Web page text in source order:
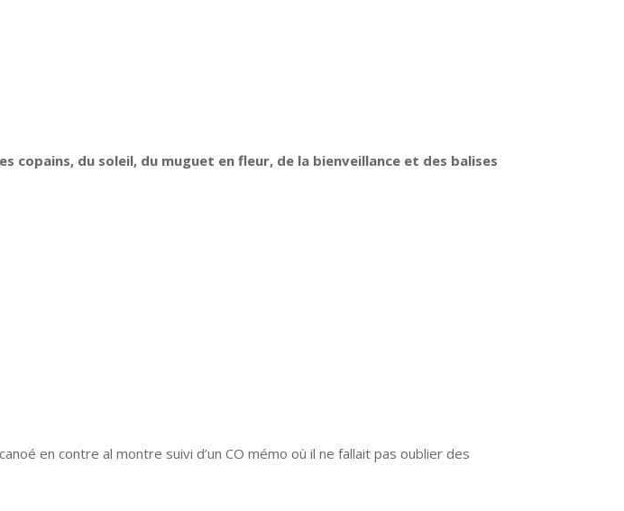
copains, du soleil, du muguet en fleur, de la bienveillance et des balises
en contre al montre suivi d’un CO mémo où il ne fallait pas oublier des